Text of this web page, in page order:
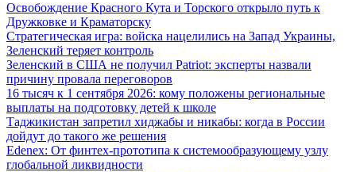
Освобождение Красного Кута и Торского открыло путь к
Дружковке и Краматорску
Стратегическая игра: войска нацелились на Запад Украины,
Зеленский теряет контроль
Зеленский в США не получил Patriot: эксперты назвали
причину провала переговоров
16 тысяч к 1 сентября 2026: кому положены региональные
выплаты на подготовку детей к школе
Таджикистан запретил хиджабы и никабы: когда в России
дойдут до такого же решения
Edenex: От финтех-прототипа к системообразующему узлу
глобальной ликвидности